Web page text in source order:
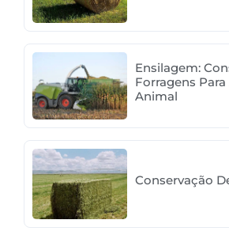
Ensilagem:
Forragens
Animal
Conservação